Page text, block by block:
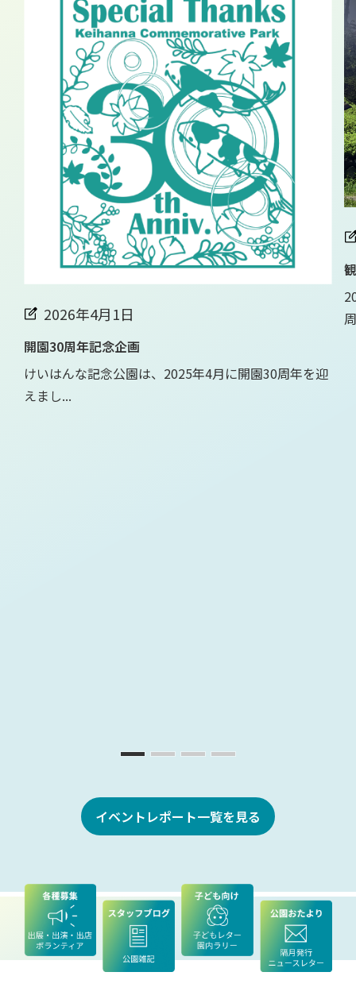
2026年4月1日
開園30周年記念企画
けいはんな記念公園は、2025年4月に開園30周年を迎
えまし...
イベントレポート一覧を見る